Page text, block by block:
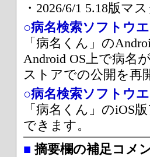
・2026/6/1 5.18版マ
○病名検索ソフトウ
「病名くん」の
Android OS上で病名
ストアでの公開を再
○病名検索ソフトウ
「病名くん」のiOS
できます。
■ 摘要欄の補足コメ